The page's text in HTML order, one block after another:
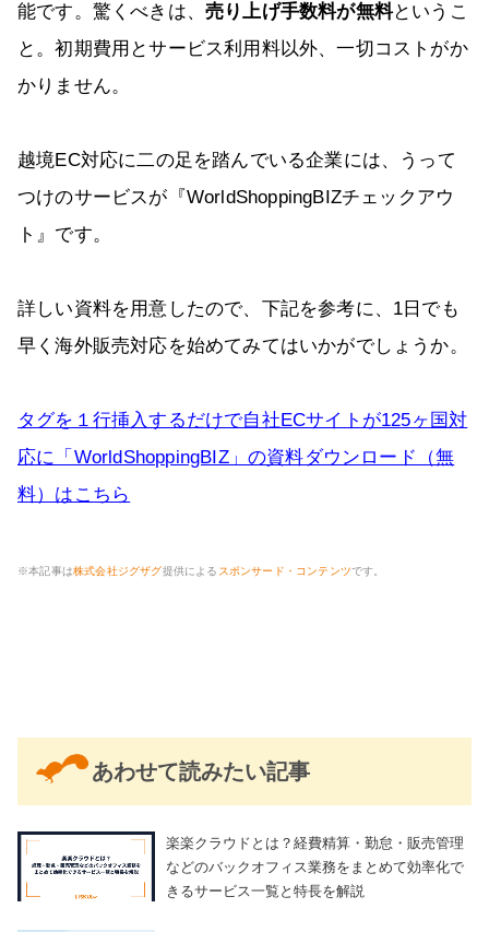
能です。驚くべきは、 売り上げ手数料が無料というこ
と。初期費用とサービス利用料以外、一切コストがか
かりません。
越境EC対応に二の足を踏んでいる企業には、うって
つけのサービスが『WorldShoppingBIZチェックアウ
ト』です。
詳しい資料を用意したので、下記を参考に、1日でも
早く海外販売対応を始めてみてはいかがでしょうか。
タグを１行挿入するだけで自社ECサイトが125ヶ国対
応に「WorldShoppingBIZ」の資料ダウンロード（無
料）はこちら
※本記事は株式会社ジグザグ提供による スポンサード・コンテンツです。
あわせて読みたい記事
楽楽クラウドとは？経費精算・勤怠・販売管理
などのバックオフィス業務をまとめて効率化で
きるサービス一覧と特長を解説